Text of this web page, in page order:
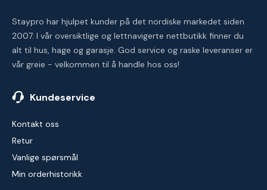
Staypro har hjulpet kunder på det nordiske markedet siden
2007. I vår oversiktlige og lettnavigerte nettbutikk finner du
alt til hus, hage og garasje. God service og raske leveranser er
vår greie - velkommen til å handle hos oss!
Kundeservice
Kontakt oss
Retur
Vanlige spørsmål
Min orderhistorikk